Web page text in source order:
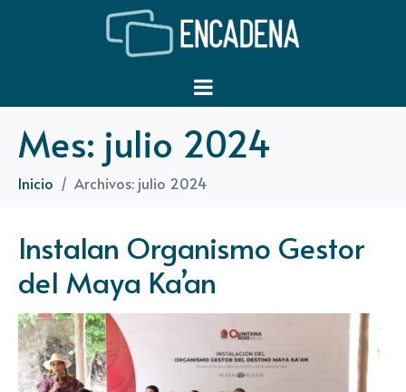
Mes: julio 2024
Inicio Archivos: julio 2024
Instalan Organismo Gestor
del Maya Ka’an